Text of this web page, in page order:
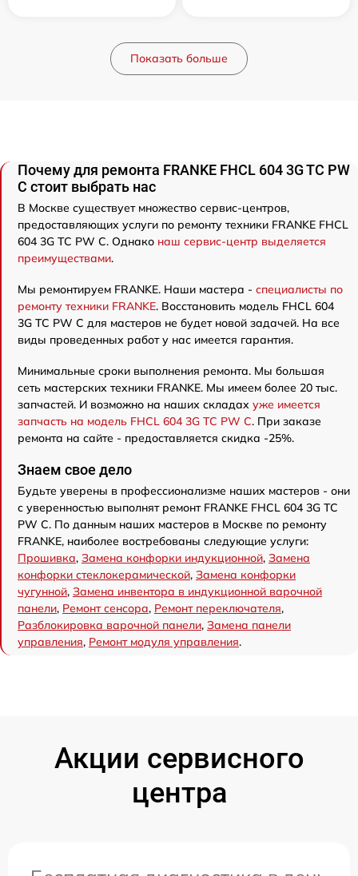
Показать больше
Почему для ремонта FRANKE FHCL 604 3G TC PW
C стоит выбрать нас
В Москве существует множество сервис-центров,
предоставляющих услуги по ремонту техники FRANKE FHCL
604 3G TC PW C. Однако наш сервис-центр выделяется
преимуществами.
Мы ремонтируем FRANKE. Наши мастера - специалисты по
ремонту техники FRANKE. Восстановить модель FHCL 604
3G TC PW C для мастеров не будет новой задачей. На все
виды проведенных работ у нас имеется гарантия.
Минимальные сроки выполнения ремонта. Мы большая
сеть мастерских техники FRANKE. Мы имеем более 20 тыс.
запчастей. И возможно на наших складах уже имеется
запчасть на модель FHCL 604 3G TC PW C. При заказе
ремонта на сайте - предоставляется скидка -25%.
Знаем свое дело
Будьте уверены в профессионализме наших мастеров - они
с уверенностью выполнят ремонт FRANKE FHCL 604 3G TC
PW C. По данным наших мастеров в Москве по ремонту
FRANKE, наиболее востребованы следующие услуги:
Прошивка, Замена конфорки индукционной, Замена
конфорки стеклокерамической, Замена конфорки
чугунной, Замена инвентора в индукционной варочной
панели, Ремонт сенсора, Ремонт переключателя,
Разблокировка варочной панели, Замена панели
управления, Ремонт модуля управления.
Акции сервисного
центра